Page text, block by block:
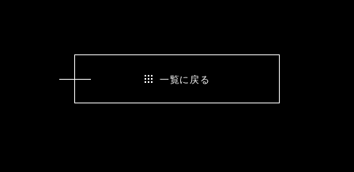
一覧に戻る